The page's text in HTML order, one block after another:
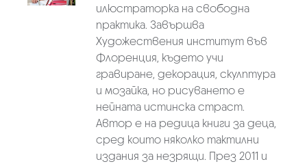
илюстраторка на свободна
практика. Завършва
Художествения институт във
Флоренция, където учи
гравиране, декорация, скулптура
и мозайка, но рисуването е
нейната истинска страст.
Автор е на редица книги за деца,
сред които няколко тактилни
издания за незрящи. През 2011 и